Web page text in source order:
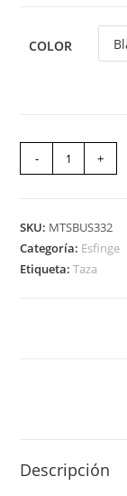
COLOR
- +
SKU: MTSBUS332
Categoría: Esfinge
Etiqueta:Taza
Descripción